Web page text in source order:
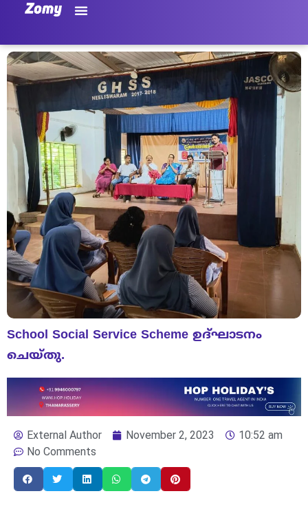
School Social Service Scheme ഉദ്ഘാടനം
ചെയ്തു.
External Author November 2, 2023
10:52 am
No Comments